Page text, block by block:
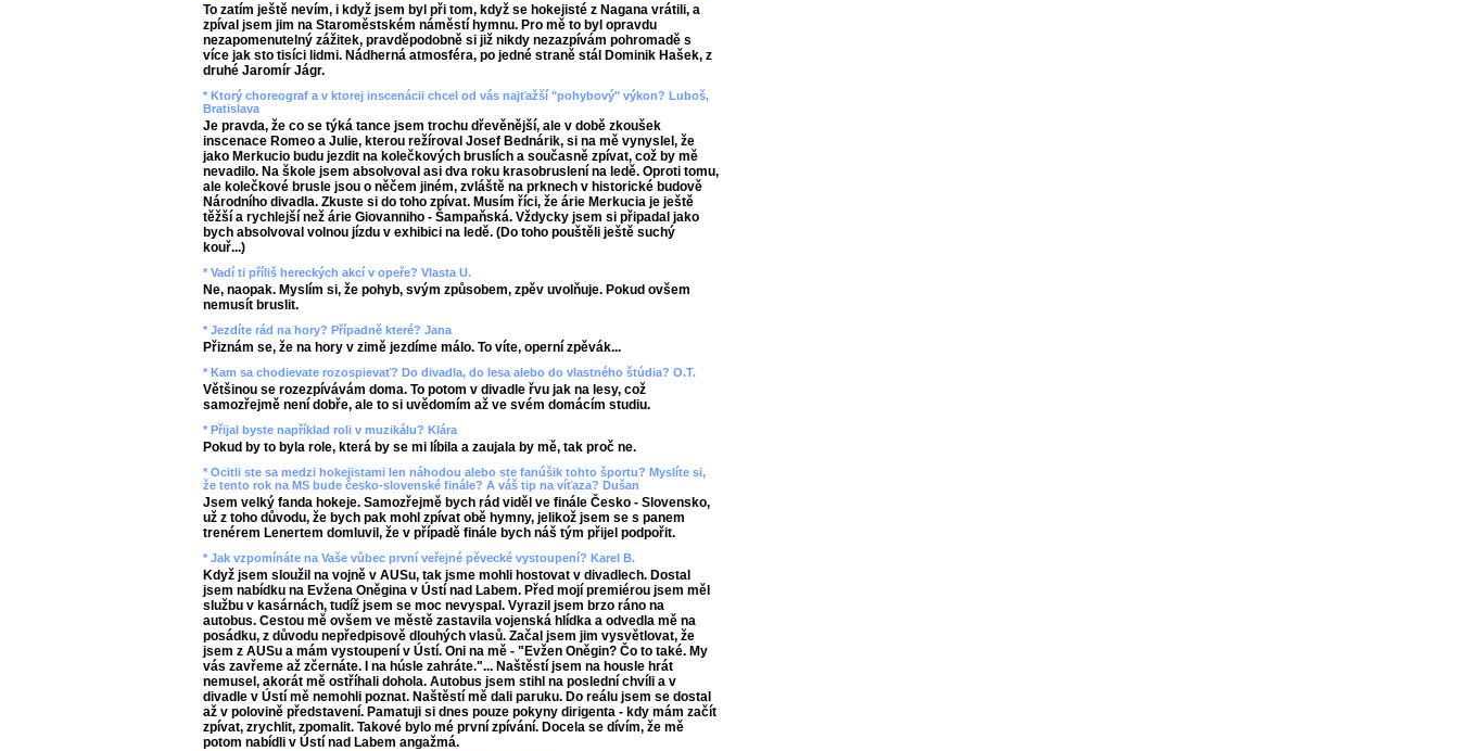
To zatím ještě nevím, i když jsem byl při tom, když se hokejisté z Nagana vrátili, a
zpíval jsem jim na Staroměstském náměstí hymnu. Pro mě to byl opravdu
nezapomenutelný zážitek, pravděpodobně si již nikdy nezazpívám pohromadě s
více jak sto tisíci lidmi. Nádherná atmosféra, po jedné straně stál Dominik Hašek, z
druhé Jaromír Jágr.
* Ktorý choreograf a v ktorej inscenácii chcel od vás najťažší "pohybový" výkon? Luboš,
Bratislava
Je pravda, že co se týká tance jsem trochu dřevěnější, ale v době zkoušek
inscenace Romeo a Julie, kterou režíroval Josef Bednárik, si na mě vynyslel, že
jako Merkucio budu jezdit na kolečkových bruslích a současně zpívat, což by mě
nevadilo. Na škole jsem absolvoval asi dva roku krasobruslení na ledě. Oproti tomu,
ale kolečkové brusle jsou o něčem jiném, zvláště na prknech v historické budově
Národního divadla. Zkuste si do toho zpívat. Musím říci, že árie Merkucia je ještě
těžší a rychlejší než árie Giovanniho - Šampaňská. Vždycky jsem si připadal jako
bych absolvoval volnou jízdu v exhibici na ledě. (Do toho pouštěli ještě suchý
kouř...)
* Vadí ti příliš hereckých akcí v opeře? Vlasta U.
Ne, naopak. Myslím si, že pohyb, svým způsobem, zpěv uvolňuje. Pokud ovšem
nemusít bruslit.
* Jezdíte rád na hory? Případně které? Jana
Přiznám se, že na hory v zimě jezdíme málo. To víte, operní zpěvák...
* Kam sa chodievate rozospievať? Do divadla, do lesa alebo do vlastného štúdia? O.T.
Většinou se rozezpívávám doma. To potom v divadle řvu jak na lesy, což
samozřejmě není dobře, ale to si uvědomím až ve svém domácím studiu.
* Přijal byste například roli v muzikálu? Klára
Pokud by to byla role, která by se mi líbila a zaujala by mě, tak proč ne.
* Ocitli ste sa medzi hokejistami len náhodou alebo ste fanúšik tohto športu? Myslíte si,
že tento rok na MS bude česko-slovenské finále? A váš tip na víťaza? Dušan
Jsem velký fanda hokeje. Samozřejmě bych rád viděl ve finále Česko - Slovensko,
už z toho důvodu, že bych pak mohl zpívat obě hymny, jelikož jsem se s panem
trenérem Lenertem domluvil, že v případě finále bych náš tým přijel podpořit.
* Jak vzpomínáte na Vaše vůbec první veřejné pěvecké vystoupení? Karel B.
Když jsem sloužil na vojně v AUSu, tak jsme mohli hostovat v divadlech. Dostal
jsem nabídku na Evžena Oněgina v Ústí nad Labem. Před mojí premiérou jsem měl
službu v kasárnách, tudíž jsem se moc nevyspal. Vyrazil jsem brzo ráno na
autobus. Cestou mě ovšem ve městě zastavila vojenská hlídka a odvedla mě na
posádku, z důvodu nepředpisově dlouhých vlasů. Začal jsem jim vysvětlovat, že
jsem z AUSu a mám vystoupení v Ústí. Oni na mě - "Evžen Oněgin? Čo to také. My
vás zavřeme až zčernáte. I na húsle zahráte."... Naštěstí jsem na housle hrát
nemusel, akorát mě ostříhali dohola. Autobus jsem stihl na poslední chvíli a v
divadle v Ústí mě nemohli poznat. Naštěstí mě dali paruku. Do reálu jsem se dostal
až v polovině představení. Pamatuji si dnes pouze pokyny dirigenta - kdy mám začít
zpívat, zrychlit, zpomalit. Takové bylo mé první zpívání. Docela se dívím, že mě
potom nabídli v Ústí nad Labem angažmá.